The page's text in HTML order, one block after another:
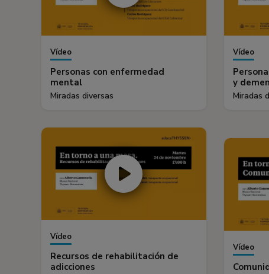
Vídeo
Personas con enfermedad
mental
Miradas diversas
Vídeo
y
Miradas
Vídeo
Recursos de rehabilitación de
adicciones
Vídeo